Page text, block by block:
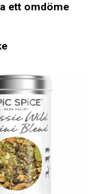
ett omdöme